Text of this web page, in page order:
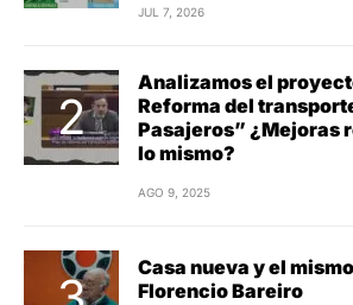
JUL 7, 2026
Analizamos el
Reforma del
Pasajeros” ¿Mejoras
lo mismo?
AGO 9, 2025
Casa nueva y el
Florencio Bareiro